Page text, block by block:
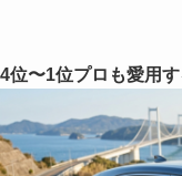
4位〜1位プロも愛用